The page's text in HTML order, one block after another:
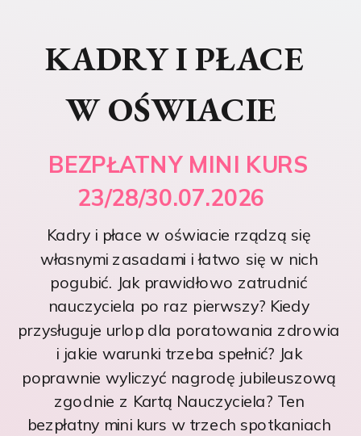
BEZPŁATNY MINI KURS
Kadry i płace w oświacie rządzą się
własnymi zasadami i łatwo się w nich
pogubić. Jak prawidłowo zatrudnić
nauczyciela po raz pierwszy? Kiedy
przysługuje urlop dla poratowania zdrowia
i jakie warunki trzeba spełnić? Jak
poprawnie wyliczyć nagrodę jubileuszową
zgodnie z Kartą Nauczyciela? Ten
bezpłatny mini kurs w trzech spotkaniach
KADRY I PŁACE
W OŚWIACIE
23/28/30.07.2026